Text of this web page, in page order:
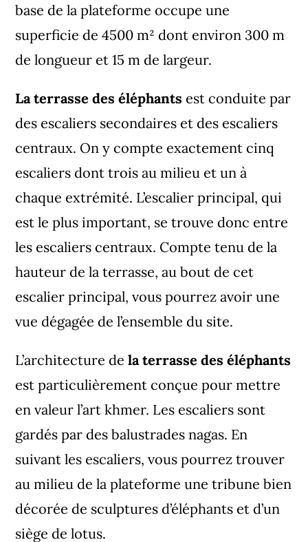
base de la plateforme occupe une
superficie de 4500 m² dont environ 300 m
de longueur et 15 m de largeur.
La terrasse des éléphants est conduite par
des escaliers secondaires et des escaliers
centraux. On y compte exactement cinq
escaliers dont trois au milieu et un à
chaque extrémité. L’escalier principal, qui
est le plus important, se trouve donc entre
les escaliers centraux. Compte tenu de la
hauteur de la terrasse, au bout de cet
escalier principal, vous pourrez avoir une
vue dégagée de l’ensemble du site.
L’architecture dela terrasse des éléphants
est particulièrement conçue pour mettre
en valeur l’art khmer. Les escaliers sont
gardés par des balustrades nagas. En
suivant les escaliers, vous pourrez trouver
au milieu de la plateforme une tribune bien
décorée de sculptures d’éléphants et d’un
siège de lotus.